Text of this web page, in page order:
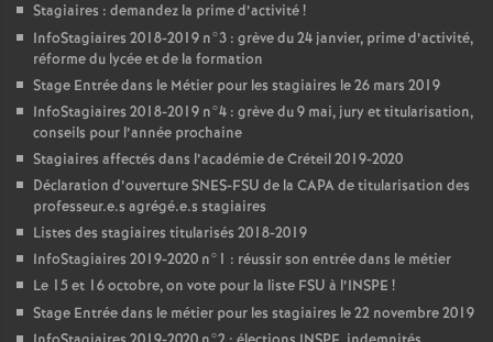
Stagiaires : demandez la prime d’activité!
InfoStagiaires 2018-2019 n°3 : grève du 24 janvier, prime d’activité,
réforme du lycée et de la formation
Stage Entrée dans le Métier pour les stagiaires le 26 mars 2019
InfoStagiaires 2018-2019 n°4 : grève du 9 mai, jury et titularisation,
conseils pour l’année prochaine
Stagiaires affectés dans l’académie de Créteil 2019-2020
Déclaration d’ouvertureSNES-FSU de la CAPAde titularisation des
professeur.e.s agrégé.e.s stagiaires
Listes des stagiaires titularisés 2018-2019
InfoStagiaires 2019-2020 n°1 : réussir son entrée dans le métier
Le 15 et 16 octobre, on vote pour la liste FSU à l’INSPE !
Stage Entrée dans le métier pour les stagiaires le 22 novembre 2019